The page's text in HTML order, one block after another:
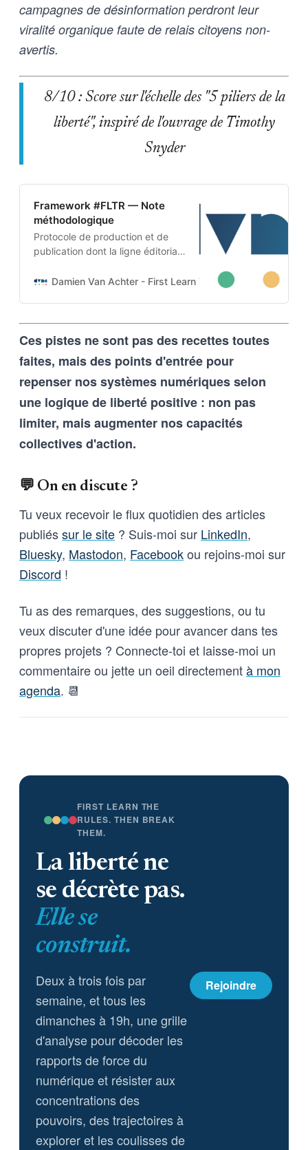
campagnes de désinformation perdront leur
viralité organique faute de relais citoyens non-
avertis.
8/10 : Score sur l'échelle des "5 piliers de la
liberté", inspiré de l'ouvrage de Timothy
Snyder
Framework #FLTR — Note
méthodologique
Protocole de production et de
publication dont la ligne éditoriale
projet. Cette architecture auto-
techniques, imposées tant aux
outils d’intelligence artificielle
et vice-versa
Damien Van Achter - First Learn The Rules. Then Break
Ces pistes ne sont pas des recettes toutes
faites, mais des points d'entrée pour
repenser nos systèmes numériques selon
une logique de liberté positive : non pas
limiter, mais augmenter nos capacités
collectives d'action.
💬 On en discute ?
Tu veux recevoir le flux quotidien des articles
publiéssur le site ? Suis-moi sur LinkedIn,
Bluesky, Mastodon, Facebookou rejoins-moi sur
Discord !
Tu as des remarques, des suggestions, ou tu
veux discuter d'une idée pour avancer dans tes
propres projets ? Connecte-toi et laisse-moi un
commentaire ou jette un oeil directementà mon
agenda. 📆
FIRST LEARN THE
RULES. THEN BREAK
THEM.
La liberté ne
se décrète pas.
Elle se
construit.
Deux à trois fois par
semaine, et tous les
dimanches à 19h, une grille
d'analyse pour décoder les
rapports de force du
numérique et résister aux
concentrations des
pouvoirs, des trajectoires à
explorer et les coulisses de
Rejoindre